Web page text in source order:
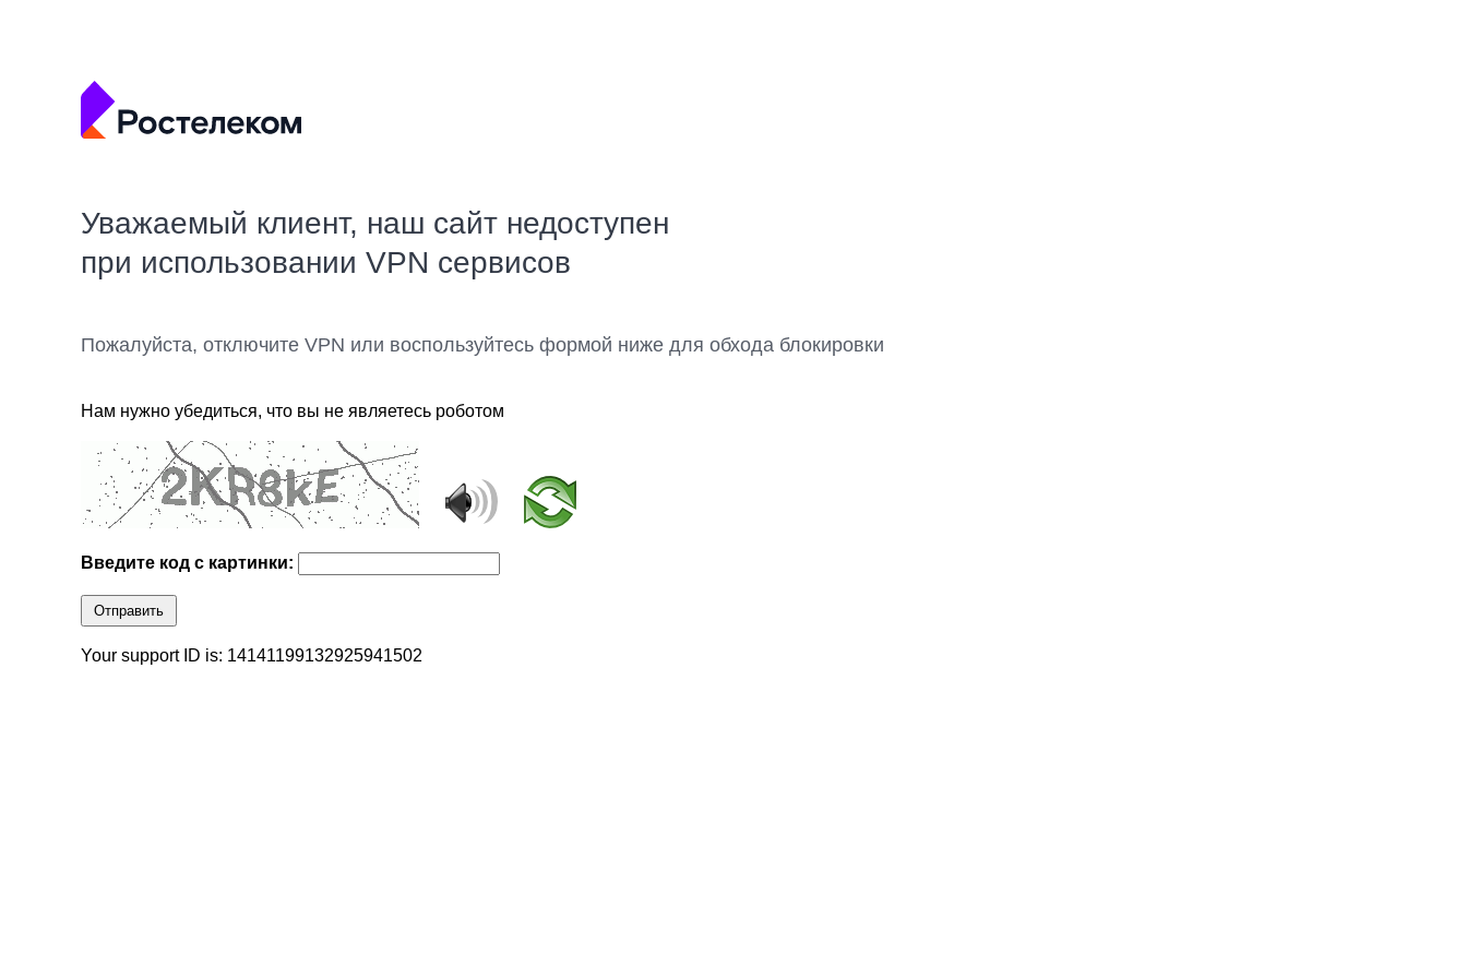
Уважаемый клиент, наш сайт недоступен
при использовании VPN сервисов
Пожалуйста, отключите VPN или воспользуйтесь формой ниже для обхода блокировки
Нам нужно убедиться, что вы не являетесь роботом
Введите код с картинки:
Отправить
Your support ID is: 14141199132925941502